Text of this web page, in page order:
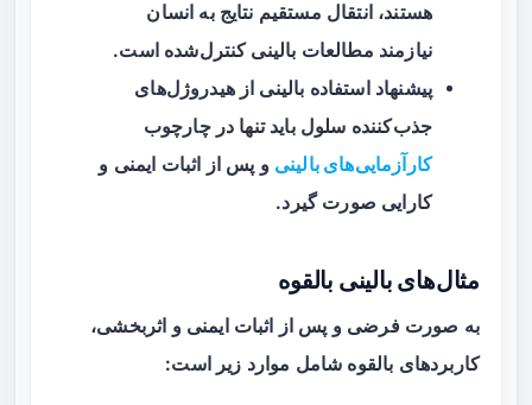
هستند، انتقال مستقیم نتایج به انسان
نیازمند مطالعات بالینی کنترل‌شده است.
پیشنهاد استفاده بالینی از هیدروژل‌های
جذب‌کننده سلول باید تنها در چارچوب
کارآزمایی‌های بالینی و پس از اثبات ایمنی و
کارایی صورت گیرد.
مثال‌های بالینی بالقوه
به صورت فرضی و پس از اثبات ایمنی و اثربخشی،
کاربردهای بالقوه شامل موارد زیر است: